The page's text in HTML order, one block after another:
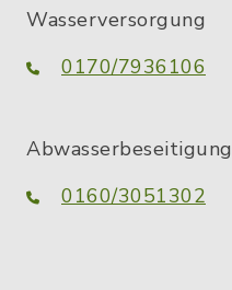
Wasserversorgung
0170/7936106
Abwasserbeseitigung
0160/3051302